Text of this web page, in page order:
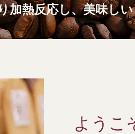
加熱反応し、美味し
ようこ